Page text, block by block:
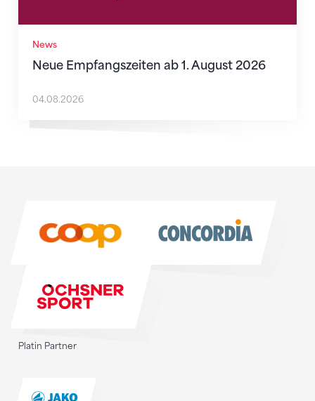
News
Neue Empfangszeiten ab 1. August 2026
04.08.2026
Platin Partner